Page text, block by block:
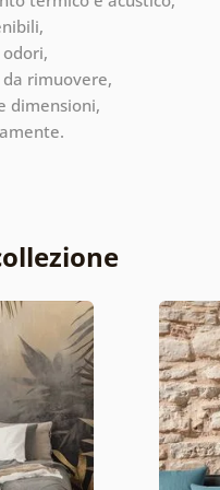
rimuovere,
dimensioni,